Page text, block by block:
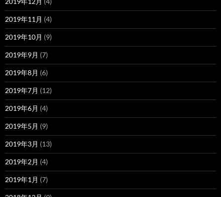
2019年11月 (4)
2019年10月 (9)
2019年9月 (7)
2019年8月 (6)
2019年7月 (12)
2019年6月 (4)
2019年5月 (9)
2019年3月 (13)
2019年2月 (4)
2019年1月 (7)